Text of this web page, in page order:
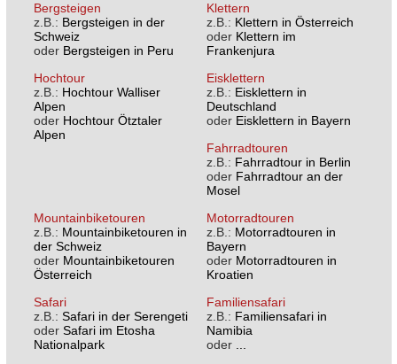
Bergsteigen
z.B.: Bergsteigen in der
Schweiz
oder Bergsteigen in Peru
Klettern
z.B.: Klettern in Österreich
oder Klettern im
Frankenjura
Hochtour
z.B.: Hochtour Walliser
Alpen
oder Hochtour Ötztaler
Alpen
Eisklettern
z.B.: Eisklettern in
Deutschland
oder Eisklettern in Bayern
Fahrradtouren
z.B.: Fahrradtour in Berlin
oder Fahrradtour an der
Mosel
Mountainbiketouren
z.B.: Mountainbiketouren in
der Schweiz
oder Mountainbiketouren
Österreich
Motorradtouren
z.B.: Motorradtouren in
Bayern
oder Motorradtouren in
Kroatien
Safari
z.B.: Safari in der Serengeti
oder Safari im Etosha
Nationalpark
Familiensafari
z.B.: Familiensafari in
Namibia
oder